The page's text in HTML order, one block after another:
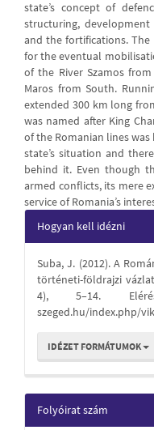
state’s concept of
structuring,
and the fortifications.
for the eventual
of the River Szamos
Maros from South.
extended 300 km long
was named after King
of the Romanian lines
state’s situation and
behind it. Even though
armed conflicts, its mere
service of Romania’s
Article
Details
Hogyan kell idézni
Suba, J. (2012). A
történeti-földrajzi
4), 5–14.
szeged.hu/index.php/
IDÉZET FORMÁTUMOK
Folyóirat szám